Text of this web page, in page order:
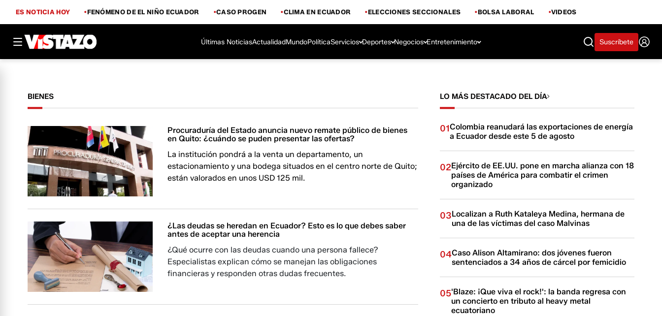
ES NOTICIA HOY FENÓMENO DE EL NIÑO ECUADOR CASO PROGEN CLIMA EN ECUADOR ELECCIONES SECCIONALES BOLSA LABORAL VIDEOS
Últimas NoticiasActualidadMundoPolíticaServicios Deportes Negocios Entretenimiento Suscríbete
BIENES
Procuraduría del Estado anuncia nuevo remate público de bienes
en Quito: ¿cuándo se puden presentar las ofertas?
La institución pondrá a la venta un departamento, un
estacionamiento y una bodega situados en el centro norte de Quito;
están valorados en unos USD 125 mil.
¿Las deudas se heredan en Ecuador? Esto es lo que debes saber
antes de aceptar una herencia
¿Qué ocurre con las deudas cuando una persona fallece?
Especialistas explican cómo se manejan las obligaciones
financieras y responden otras dudas frecuentes.
LO MÁS DESTACADO DEL DÍA
01Colombia reanudará las exportaciones de energía
a Ecuador desde este 5 de agosto
02Ejército de EE.UU. pone en marcha alianza con 18
países de América para combatir el crimen
organizado
03Localizan a Ruth Kataleya Medina, hermana de
una de las víctimas del caso Malvinas
04Caso Alison Altamirano: dos jóvenes fueron
sentenciados a 34 años de cárcel por femicidio
05'Blaze: ¡Que viva el rock!': la banda regresa con
un concierto en tributo al heavy metal
ecuatoriano